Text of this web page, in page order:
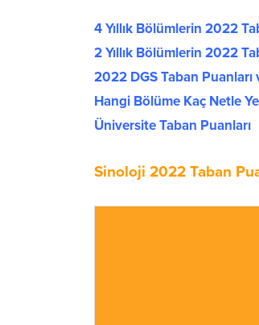
4 Yıllık Bölümlerin 2022
2 Yıllık Bölümlerin 2022
2022 DGS Taban Puanları
Hangi Bölüme Kaç Netle
Üniversite Taban Puanları
Sinoloji 2022 Taban